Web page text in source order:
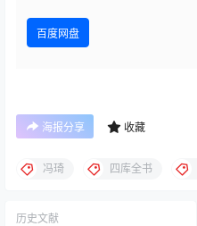
百度网盘
海报分享 收藏
冯琦 四库全书
历史文献